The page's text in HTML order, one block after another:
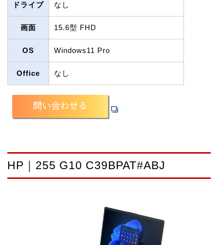
ドライブ なし
画面 15.6型 FHD
OS Windows11 Pro
Office なし
HP｜255 G10 C39BPAT#ABJ